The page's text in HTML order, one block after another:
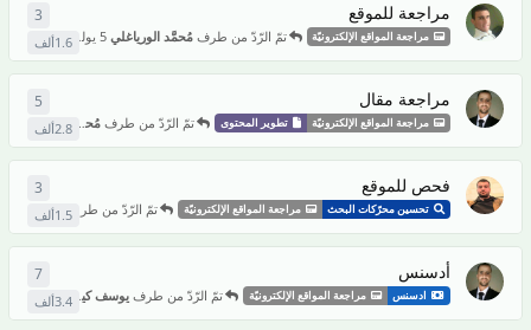
مراجعة للموقع
مراجعة المواقع الإلكترونيّة تمّ الرّدّ من طرفمُحمَّد الورياغلي 5 يوليو 2024 1.6ألف
3
مراجعة مقال
مراجعة المواقع الإلكترونيّة تطوير المحتوى تمّ الرّدّ من طرف مُحمَّد الورياغلي 2.8ألف
5
فحص للموقع
تحسين محرّكات البحث مراجعة المواقع الإلكترونيّة تمّ الرّدّ من طرف مُحمَّد1.5ألف
3
أدسنس
ادسنس مراجعة المواقع الإلكترونيّة تمّ الرّدّ من طرف يوسف كيروسين 3.4ألف
7